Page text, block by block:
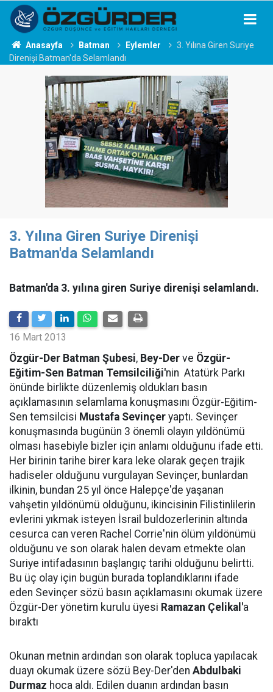
Anasayfa Batman Eylemler
3. Yılına Giren Suriye
Direnişi Batman'da Selamlandı
3. Yılına Giren Suriye Direnişi
Batman'da Selamlandı
Batman'da 3. yılına giren Suriye direnişi selamlandı.
16 Mart 2013
Özgür-Der Batman Şubesi, Bey-Der ve Özgür-
Eğitim-Sen Batman Temsilciliği'nin Atatürk Parkı
önünde birlikte düzenlemiş oldukları basın
açıklamasının selamlama konuşmasını Özgür-Eğitim-
Sen temsilcisi Mustafa Sevinçer yaptı. Sevinçer
konuşmasında bugünün 3 önemli olayın yıldönümü
olması hasebiyle bizler için anlamı olduğunu ifade etti.
Her birinin tarihe birer kara leke olarak geçen trajik
hadiseler olduğunu vurgulayan Sevinçer, bunlardan
ilkinin, bundan 25 yıl önce Halepçe'de yaşanan
vahşetin yıldönümü olduğunu, ikincisinin Filistinlilerin
evlerini yıkmak isteyen İsrail buldozerlerinin altında
cesurca can veren Rachel Corrie'nin ölüm yıldönümü
olduğunu ve son olarak halen devam etmekte olan
Suriye intifadasının başlangıç tarihi olduğunu belirtti.
Bu üç olay için bugün burada toplandıklarını ifade
eden Sevinçer sözü basın açıklamasını okumak üzere
Özgür-Der yönetim kurulu üyesi Ramazan Çelikal'a
bıraktı
Okunan metnin ardından son olarak topluca yapılacak
duayı okumak üzere sözü Bey-Der'den Abdulbaki
Durmaz hoca aldı. Edilen duanın ardından basın